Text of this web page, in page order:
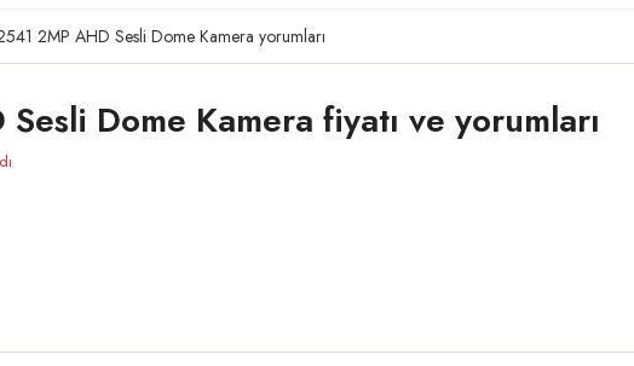
2MP AHD Sesli Dome Kamera yorumları
Dome Kamera fiyatı ve yorumları